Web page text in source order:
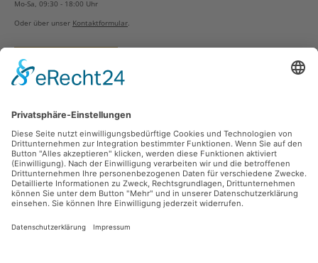
Mo-Sa, 09:30 - 18:00 Uhr
Oder über unser Kontaktformular.
Vertrag widerrufen
Zahlungsarten
Sicher Einkaufen
Ladengeschäft
Newsletter